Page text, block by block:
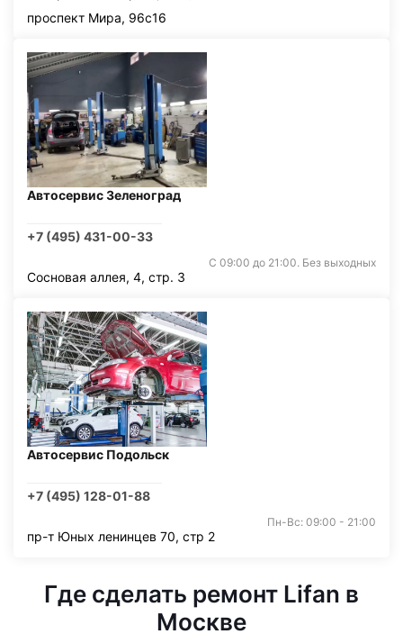
проспект Мира, 96с16
Автосервис Зеленоград
+7 (495) 431-00-33
С 09:00 до 21:00. Без выходных
Сосновая аллея, 4, стр. 3
Автосервис Подольск
+7 (495) 128-01-88
Пн-Вс: 09:00 - 21:00
пр-т Юных ленинцев 70, стр 2
Где сделать ремонт Lifan в
Москве